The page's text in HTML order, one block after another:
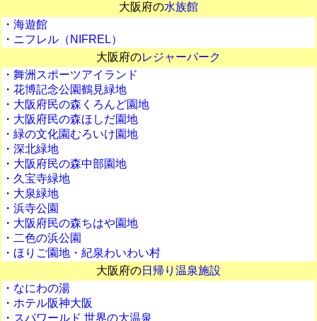
大阪府の水族館
・ 海遊館
・ ニフレル（NIFREL）
大阪府のレジャーパーク
・ 舞洲スポーツアイランド
・ 花博記念公園鶴見緑地
・ 大阪府民の森くろんど園地
・ 大阪府民の森ほしだ園地
・ 緑の文化園むろいけ園地
・ 深北緑地
・ 大阪府民の森中部園地
・ 久宝寺緑地
・ 大泉緑地
・ 浜寺公園
・ 大阪府民の森ちはや園地
・ 二色の浜公園
・ ほりご園地・紀泉わいわい村
大阪府の日帰り温泉施設
・ なにわの湯
・ ホテル阪神大阪
・ スパワールド 世界の大温泉